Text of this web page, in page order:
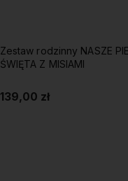
Koszulka RENIFER JAK
HAFTOWANY damska
69,99 zł